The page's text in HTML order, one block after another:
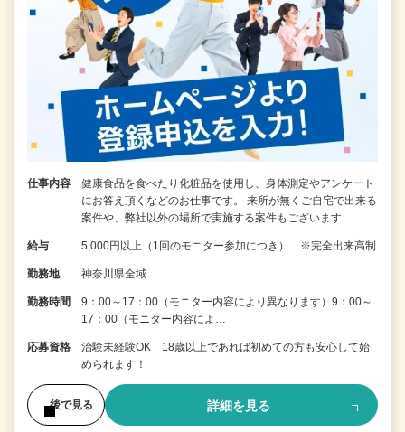
仕事内容
健康食品を食べたり化粧品を使用し、身体測定やアンケート
にお答え頂くなどのお仕事です。 来所が無くご自宅で出来る
案件や、弊社以外の場所で実施する案件もございます…
給与 5,000円以上（1回のモニター参加につき） ※完全出来高制
勤務地 神奈川県全域
勤務時間
9：00～17：00（モニター内容により異なります）9：00～
17：00（モニター内容によ…
応募資格
治験未経験OK 18歳以上であれば初めての方も安心して始
められます！
後で見る 詳細を見る